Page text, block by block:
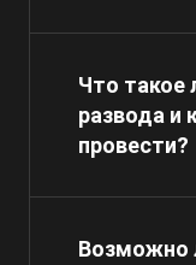
Что такое
развода и
провести?
Возможно